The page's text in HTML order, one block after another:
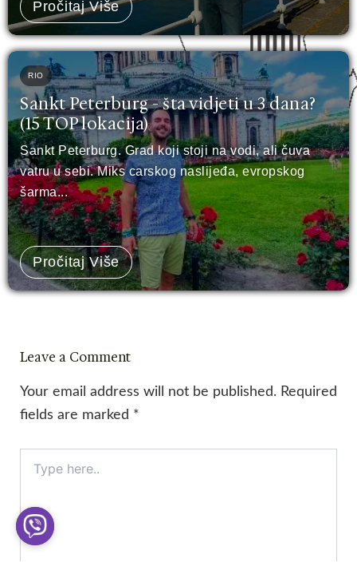
Pročitaj Više
RIO
Sankt Peterburg - šta vidjeti u 3 dana?
(15 TOP lokacija)
Sankt Peterburg. Grad koji stoji na vodi, ali čuva
vatru u sebi. Miks carskog naslijeđa, evropskog
šarma...
Pročitaj Više
Leave a Comment
Your email address will not be published. Required
fields are marked *
here..